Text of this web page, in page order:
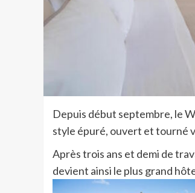
Depuis début septembre, le
style épuré, ouvert et tourné
Après trois ans et demi de
devient ainsi le plus grand